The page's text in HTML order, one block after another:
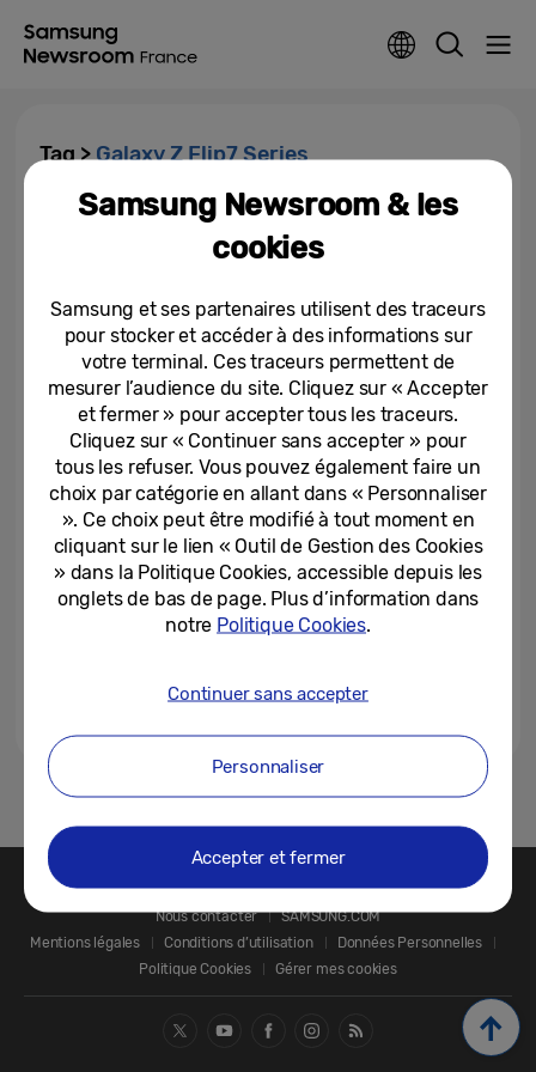
Tag >Galaxy Z Flip7 Series
Coup d’œil dans les coulisses du
service de réparation mobile
17-12-2025
[Unboxing] Galaxy Z Flip7 : le
smartphone IA qui tient dans la
paume de la main
1
Nous contacter
SAMSUNG.COM
Mentions légales
Conditions d’utilisation
Données Personnelles
Politique Cookies
Gérer mes cookies
Samsung Newsroom & les
cookies
Samsung et ses partenaires utilisent des traceurs
pour stocker et accéder à des informations sur
votre terminal. Ces traceurs permettent de
mesurer l’audience du site. Cliquez sur « Accepter
et fermer » pour accepter tous les traceurs.
Cliquez sur « Continuer sans accepter » pour
tous les refuser. Vous pouvez également faire un
choix par catégorie en allant dans « Personnaliser
». Ce choix peut être modifié à tout moment en
cliquant sur le lien « Outil de Gestion des Cookies
» dans la Politique Cookies, accessible depuis les
onglets de bas de page. Plus d’information dans
notre Politique Cookies.
Continuer sans accepter
Personnaliser
Accepter et fermer